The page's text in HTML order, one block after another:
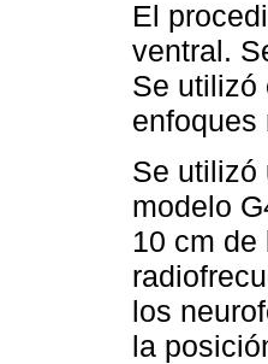
El
ventral.
Se utilizó
enfoques
Se utilizó
modelo
10 cm
los
la